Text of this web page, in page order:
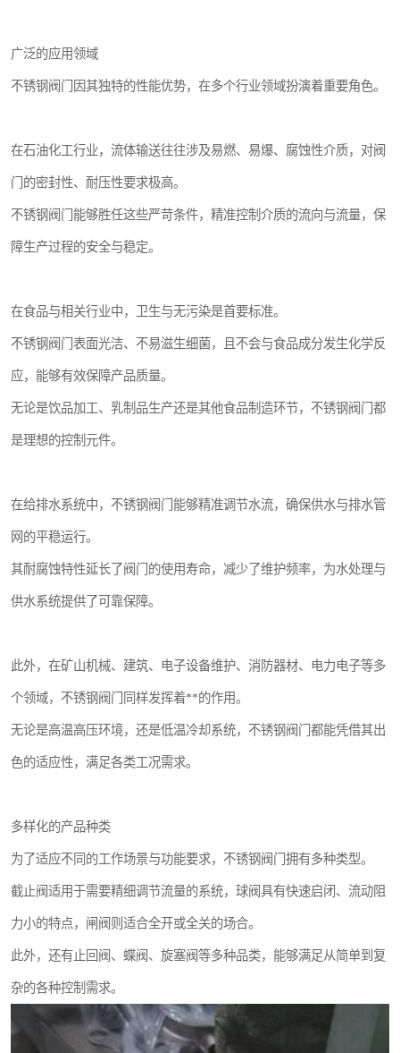
广泛的应用领域
不锈钢阀门因其独特的性能优势，在多个行业领域扮演着重要角色。
在石油化工行业，流体输送往往涉及易燃、易爆、腐蚀性介质，对阀
门的密封性、耐压性要求极高。
不锈钢阀门能够胜任这些严苛条件，精准控制介质的流向与流量，保
障生产过程的安全与稳定。
在食品与相关行业中，卫生与无污染是首要标准。
不锈钢阀门表面光洁、不易滋生细菌，且不会与食品成分发生化学反
应，能够有效保障产品质量。
无论是饮品加工、乳制品生产还是其他食品制造环节，不锈钢阀门都
是理想的控制元件。
在给排水系统中，不锈钢阀门能够精准调节水流，确保供水与排水管
网的平稳运行。
其耐腐蚀特性延长了阀门的使用寿命，减少了维护频率，为水处理与
供水系统提供了可靠保障。
此外，在矿山机械、建筑、电子设备维护、消防器材、电力电子等多
个领域，不锈钢阀门同样发挥着**的作用。
无论是高温高压环境，还是低温冷却系统，不锈钢阀门都能凭借其出
色的适应性，满足各类工况需求。
多样化的产品种类
为了适应不同的工作场景与功能要求，不锈钢阀门拥有多种类型。
截止阀适用于需要精细调节流量的系统，球阀具有快速启闭、流动阻
力小的特点，闸阀则适合全开或全关的场合。
此外，还有止回阀、蝶阀、旋塞阀等多种品类，能够满足从简单到复
杂的各种控制需求。